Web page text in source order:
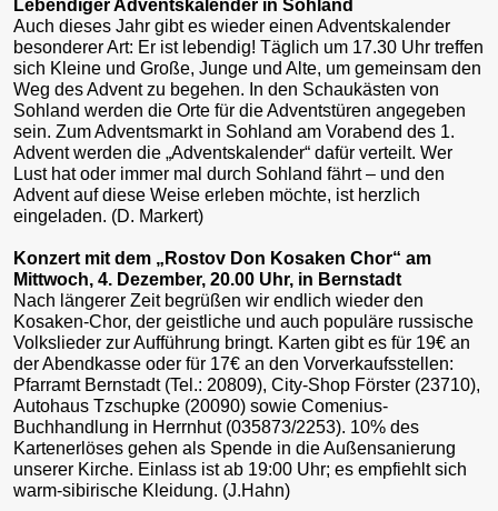
Lebendiger Adventskalender in Sohland
Auch dieses Jahr gibt es wieder einen Adventskalender
besonderer Art: Er ist lebendig! Täglich um 17.30 Uhr treffen
sich Kleine und Große, Junge und Alte, um gemeinsam den
Weg des Advent zu begehen. In den Schaukästen von
Sohland werden die Orte für die Adventstüren angegeben
sein. Zum Adventsmarkt in Sohland am Vorabend des 1.
Advent werden die „Adventskalender“ dafür verteilt. Wer
Lust hat oder immer mal durch Sohland fährt – und den
Advent auf diese Weise erleben möchte, ist herzlich
eingeladen. (D. Markert)
Konzert mit dem „Rostov Don Kosaken Chor“ am
Mittwoch, 4. Dezember, 20.00 Uhr, in Bernstadt
Nach längerer Zeit begrüßen wir endlich wieder den
Kosaken-Chor, der geistliche und auch populäre russische
Volkslieder zur Aufführung bringt. Karten gibt es für 19€ an
der Abendkasse oder für 17€ an den Vorverkaufsstellen:
Pfarramt Bernstadt (Tel.: 20809), City-Shop Förster (23710),
Autohaus Tzschupke (20090) sowie Comenius-
Buchhandlung in Herrnhut (035873/2253). 10% des
Kartenerlöses gehen als Spende in die Außensanierung
unserer Kirche. Einlass ist ab 19:00 Uhr; es empfiehlt sich
warm-sibirische Kleidung. (J.Hahn) ​